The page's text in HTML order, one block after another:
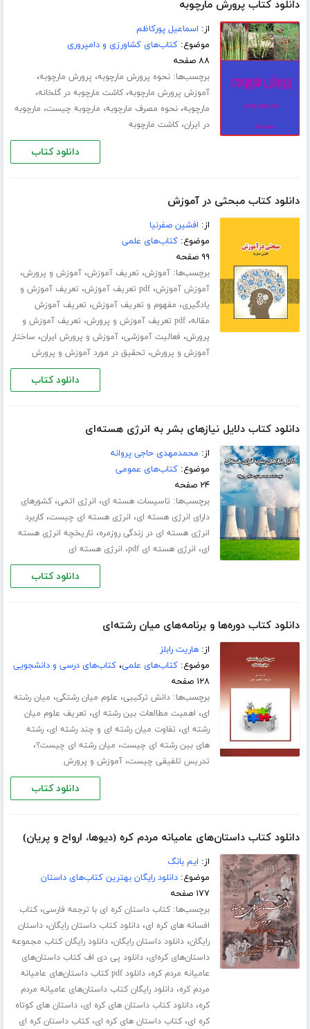
دانلود کتاب پرورش مارچوبه
از: اسماعیل پورکاظم
موضوع:کتاب‌های کشاورزی و دامپروری
۸۸ صفحه
برچسب‌ها:نحوه پرورش مارچوبه، پرورش مارچوبه،
آموزش پرورش مارچوبه،کاشت مارچوبه در گلخانه،
مارچوبه،نحوه مصرف مارچوبه، مارچوبه چیست، مارچوبه
در ایران،کاشت مارچوبه
دانلود کتاب
دانلود کتاب مبحثی در آموزش
از: افشین صفرنیا
موضوع:کتاب‌های علمی
۹۹ صفحه
برچسب‌ها:آموزش، تعریف آموزش،آموزش و پرورش،
آموزش آموزش،pdf تعریف آموزش ، تعریف آموزش و
یادگیری، مفهوم و تعریف آموزش، تعریف آموزش
مقاله،pdf تعریف آموزش و پرورش ، تعریف آموزش و
پرورش، فعالیت آموزشی،آموزش و پرورش ایران، ساختار
آموزش و پرورش، تحقیق در مورد آموزش و پرورش
دانلود کتاب
دانلود کتاب دلایل نیازهای بشر به انرژی هسته‌ای
از: محمدمهدی حاجی پروانه
موضوع:کتاب‌های عمومی
۲۴ صفحه
برچسب‌ها: تاسیسات هسته ای، انرژی اتمی،کشورهای
دارای انرژی هسته ای، انرژی هسته ای چیست،کاربرد
انرژی هسته ای در زندگی روزمره، تاریخچه انرژی هسته
ای، انرژی هسته ای pdf ، انرژی هسته ای
دانلود کتاب
دانلود کتاب دوره‌ها و برنامه‌های میان رشته‌ای
از:هاریت رابلز
موضوع:کتاب‌های علمی،کتاب‌های درسی و دانشجویی
۱۲۸ صفحه
برچسب‌ها:دانش ترکیبی، علوم میان رشتگی، میان رشته
ای، اهمیت مطالعات بین رشته ای، تعریف علوم میان
رشته ای، تفاوت میان رشته ای و چند رشته ای،رشته
های بین رشته ای چیست، میان رشته ای چیست؟،
تدریس تلفیقی چیست،آموزش و پرورش
دانلود کتاب
دانلود کتاب داستان‌های عامیانه مردم کره (دیوها، ارواح و پریان)
از: ایم بانگ
موضوع:دانلود رایگان بهترین کتاب‌های داستان
۱۷۷ صفحه
برچسب‌ها:کتاب داستان کره ای با ترجمه فارسی،کتاب
افسانه های کره ای،دانلود کتاب داستان رایگان،داستان
رایگان،دانلود داستان رایگان،دانلود رایگان کتاب مجموعه
داستان‌های کره‌ای،دانلود پی دی اف کتاب داستان‌های
عامیانه مردم کره،
دانلود pdf کتاب داستان‌های عامیانه
مردم کره،دانلود رایگان کتاب داستان‌های عامیانه مردم
کره،دانلود کتاب داستان های کره ای،داستان های کوتاه
کره ای،کتاب داستان های کره ای،کتاب داستان کره ای